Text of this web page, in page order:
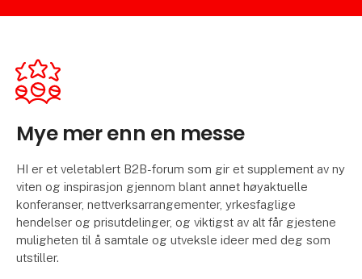
Mye mer enn en messe
HI er et veletablert B2B-forum som gir et supplement av ny
viten og inspirasjon gjennom blant annet høyaktuelle
konferanser, nettverksarrangementer, yrkesfaglige
hendelser og prisutdelinger, og viktigst av alt får gjestene
muligheten til å samtale og utveksle ideer med deg som
utstiller.